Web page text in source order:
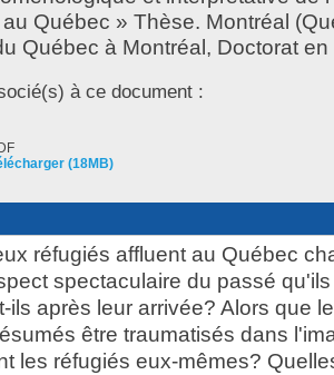
Québec » Thèse. Montréal
Québec à Montréal, Doctorat
à ce document :
(18MB)
réfugiés affluent au Québec
spectaculaire du passé
ils après leur arrivée? Alors que
être traumatisés dans
les réfugiés eux-mêmes?